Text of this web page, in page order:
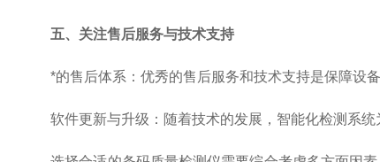
五、关注售后服务与技术支持
*的售后体系：优秀的售后服务和技术支持是保障设备
软件更新与升级：随着技术的发展，智能化检测系统